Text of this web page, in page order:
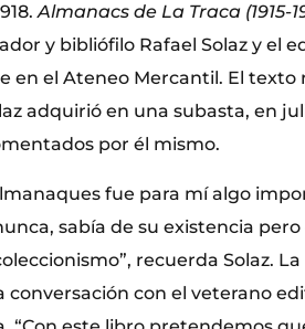
Almanacs de La Traca (1915-
y bibliófilo Rafael Solaz y el
en el Ateneo Mercantil. El
adquirió en una subasta, en
por él mismo.
fue para mí algo
sabía de su existencia
recuerda Solaz.
con el veterano